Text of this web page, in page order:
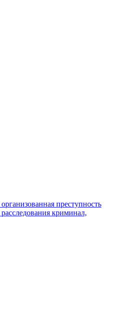
организованная преступность
расследования криминал,